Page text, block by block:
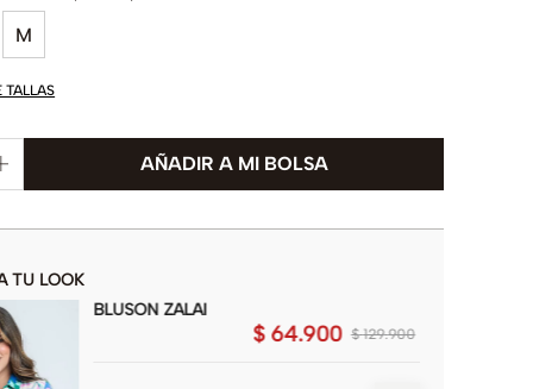
M
TALLAS
TU LOOK
BLUSON ZALAI
$ 129.900
$ 64.900